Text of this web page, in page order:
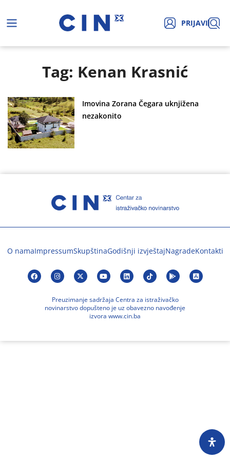
PRIJAVI
Tag: Kenan Krasnić
Imovina Zorana Čegara uknjižena
nezakonito
O namaImpressumSkupštinaGodišnji izvještajNagradeKontakti
Preuzimanje sadržaja Centra za istraživačko
novinarstvo dopušteno je uz obavezno navođenje
izvora www.cin.ba